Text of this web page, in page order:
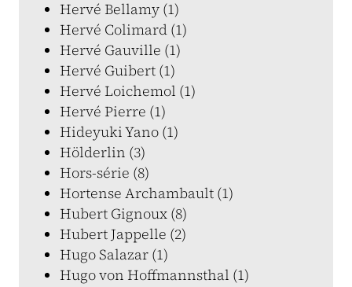
Hervé Bellamy (1)
Hervé Colimard (1)
Hervé Gauville (1)
Hervé Guibert (1)
Hervé Loichemol (1)
Hervé Pierre (1)
Hideyuki Yano (1)
Hölderlin (3)
Hors-série (8)
Hortense Archambault (1)
Hubert Gignoux (8)
Hubert Jappelle (2)
Hugo Salazar (1)
Hugo von Hoffmannsthal (1)